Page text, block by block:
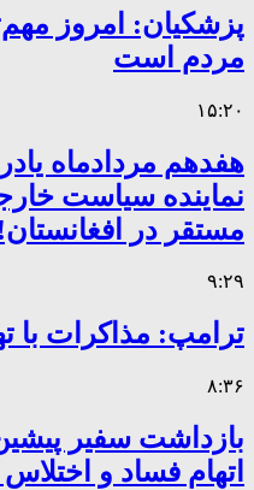
پزشکیان: امروز
مردم است
۱۵:۲۰
هفدهم مردادماه
نماینده سیاست
مستقر در افغانستان!
۹:۲۹
ترامپ: مذاکرات
۸:۳۶
بازداشت سفیر
اتهام فساد و